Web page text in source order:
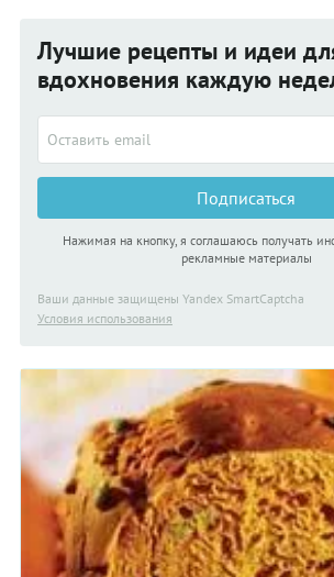
Лучшие рецепты и идеи
вдохновения каждую
Подписаться
Нажимая на кнопку, я соглашаюсь получать
рекламные материалы
Ваши данные защищены Yandex SmartCaptcha
Условия использования